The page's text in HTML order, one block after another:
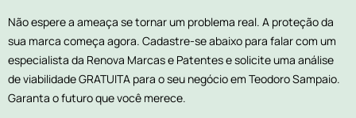
Não espere a ameaça se tornar um problema real. A proteção da
sua marca começa agora. Cadastre-se abaixo para falar com um
especialista da Renova Marcas e Patentes e solicite uma análise
de viabilidade GRATUITA para o seu negócio em Teodoro Sampaio.
Garanta o futuro que você merece.